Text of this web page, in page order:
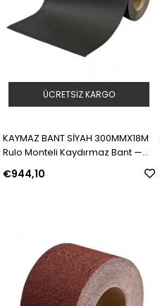
KAYMAZ BANT SİYAH 300MMX18M
Rulo Monteli Kaydırmaz Bant —
Siyah | Model: 78194 | SKU:
Y137909
€944,10
ÜCRETSIZ KARGO